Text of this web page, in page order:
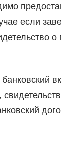
если
о